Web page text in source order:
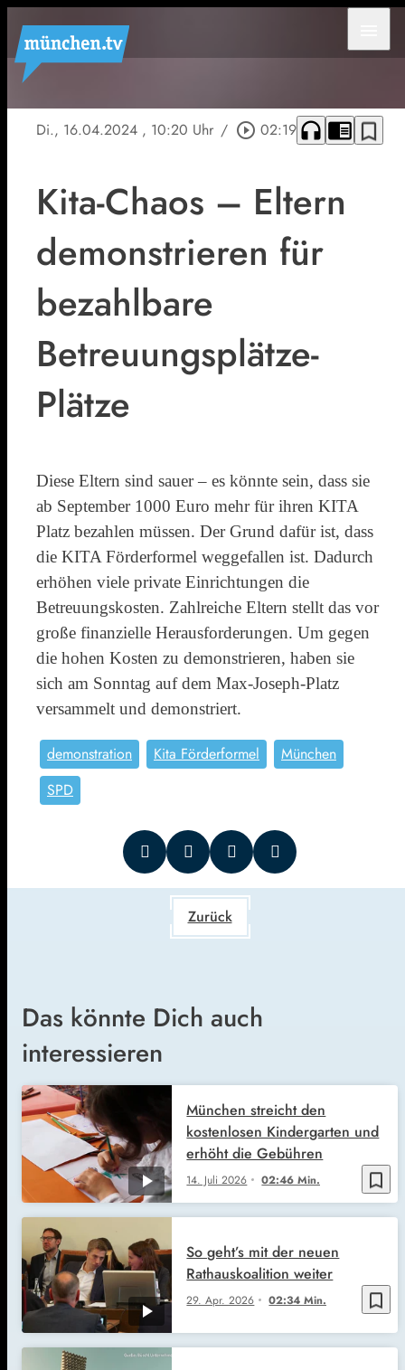
Di., 16.04.2024 , 10:20 Uhr / play_circle_outline 02:19 headphones chrome_reader_mode bookmark_border
Kita-Chaos – Eltern
demonstrieren für
bezahlbare
Betreuungsplätze-
Plätze
Diese Eltern sind sauer – es könnte sein, dass sie
ab September 1000 Euro mehr für ihren KITA
Platz bezahlen müssen. Der Grund dafür ist, dass
die KITA Förderformel weggefallen ist. Dadurch
erhöhen viele private Einrichtungen die
Betreuungskosten. Zahlreiche Eltern stellt das vor
große finanzielle Herausforderungen. Um gegen
die hohen Kosten zu demonstrieren, haben sie
sich am Sonntag auf dem Max-Joseph-Platz
versammelt und demonstriert.
demonstration Kita Förderformel
München
SPD
Zurück
Das könnte Dich auch
interessieren
bookmark_border
14. Juli 2026 02:46 Min.
München streicht den
kostenlosen Kindergarten und
erhöht die Gebühren
bookmark_border
29. Apr. 2026 02:34 Min.
So geht’s mit der neuen
Rathauskoalition weiter